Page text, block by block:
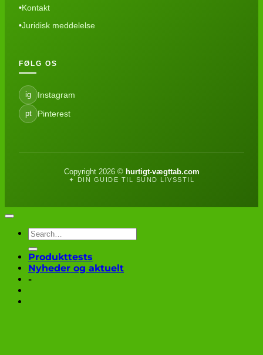
Kontakt
Juridisk meddelelse
FØLG OS
ig Instagram
pt Pinterest
Copyright 2026 © hurtigt-vægttab.com
✦ DIN GUIDE TIL SUND LIVSSTIL
Produkttests
Nyheder og aktuelt
-